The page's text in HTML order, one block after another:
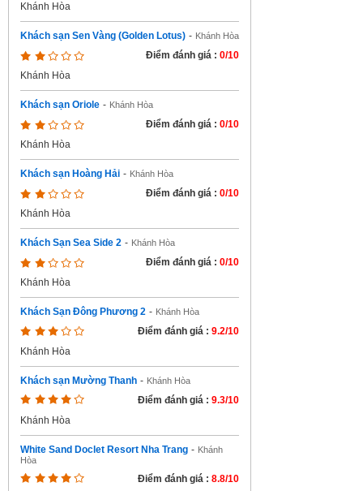
Khánh Hòa
Khách sạn Sen Vàng (Golden Lotus) - Khánh Hòa
Điểm đánh giá : 0/10
Khánh Hòa
Khách sạn Oriole - Khánh Hòa
Điểm đánh giá : 0/10
Khánh Hòa
Khách sạn Hoàng Hải - Khánh Hòa
Điểm đánh giá : 0/10
Khánh Hòa
Khách Sạn Sea Side 2 - Khánh Hòa
Điểm đánh giá : 0/10
Khánh Hòa
Khách Sạn Đông Phương 2 - Khánh Hòa
Điểm đánh giá : 9.2/10
Khánh Hòa
Khách sạn Mường Thanh - Khánh Hòa
Điểm đánh giá : 9.3/10
Khánh Hòa
White Sand Doclet Resort Nha Trang - Khánh
Hòa
Điểm đánh giá : 8.8/10